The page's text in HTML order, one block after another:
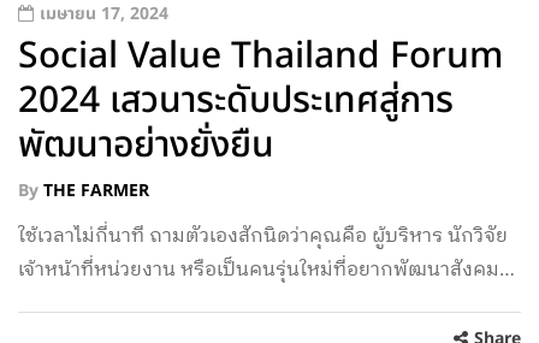
เมษายน 17, 2024
Social Value Thailand Forum
2024 เสวนาระดับประเทศสู่การ
พัฒนาอย่างยั่งยืน
ByTHE FARMER
ใช้เวลาไม่กี่นาที ถามตัวเองสักนิดว่าคุณคือ ผู้บริหาร นักวิจัย
เจ้าหน้าที่หน่วยงาน หรือเป็นคนรุ่นใหม่ที่อยากพัฒนาสังคม…